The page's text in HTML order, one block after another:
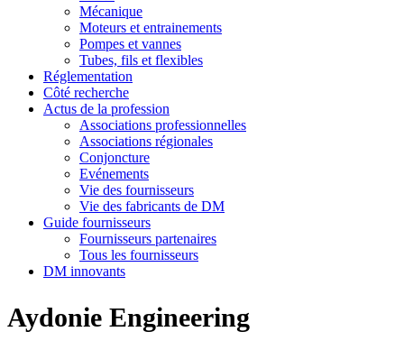
Mécanique
Moteurs et entrainements
Pompes et vannes
Tubes, fils et flexibles
Réglementation
Côté recherche
Actus de la profession
Associations professionnelles
Associations régionales
Conjoncture
Evénements
Vie des fournisseurs
Vie des fabricants de DM
Guide fournisseurs
Fournisseurs partenaires
Tous les fournisseurs
DM innovants
Aydonie Engineering